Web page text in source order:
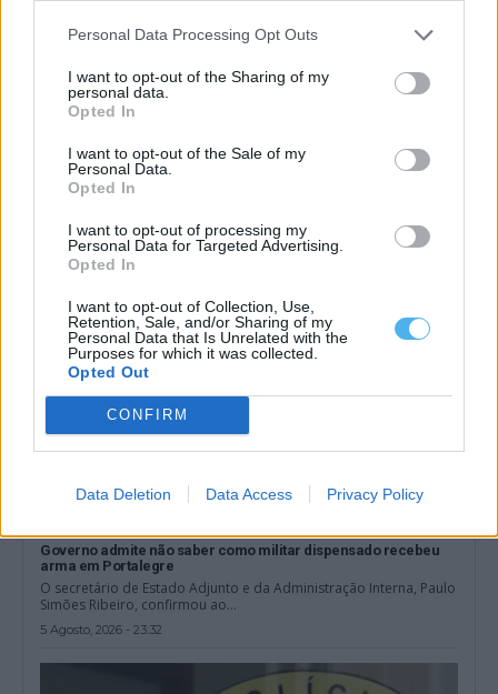
Personal Data Processing Opt Outs
I want to opt-out of the Sharing of my
personal data.
Opted In
I want to opt-out of the Sale of my
Personal Data.
Opted In
I want to opt-out of processing my
Personal Data for Targeted Advertising.
Opted In
I want to opt-out of Collection, Use,
Retention, Sale, and/or Sharing of my
Personal Data that Is Unrelated with the
Purposes for which it was collected.
Opted Out
CONFIRM
Data Deletion Data Access Privacy Policy
Mais notícias
Governo admite não saber como militar dispensado recebeu
arma em Portalegre
O secretário de Estado Adjunto e da Administração Interna, Paulo
Simões Ribeiro, confirmou ao...
5 Agosto, 2026 - 23:32